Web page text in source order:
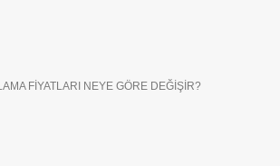
FIYATLARI NEYE GÖRE DEĞIŞIR?